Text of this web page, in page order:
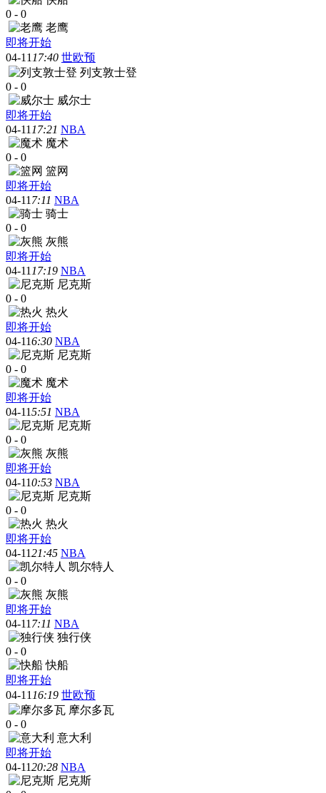
0 - 0
老鹰
即将开始
04-11 17:40 世欧预
列支敦士登
0 - 0
威尔士
即将开始
04-11 17:21 NBA
魔术
0 - 0
篮网
即将开始
04-11 7:11 NBA
骑士
0 - 0
灰熊
即将开始
04-11 17:19 NBA
尼克斯
0 - 0
热火
即将开始
04-116:30 NBA
尼克斯
0 - 0
魔术
即将开始
04-115:51 NBA
尼克斯
0 - 0
灰熊
即将开始
04-110:53 NBA
尼克斯
0 - 0
热火
即将开始
04-1121:45 NBA
凯尔特人
0 - 0
灰熊
即将开始
04-11 7:11 NBA
独行侠
0 - 0
快船
即将开始
04-11 16:19 世欧预
摩尔多瓦
0 - 0
意大利
即将开始
04-1120:28 NBA
尼克斯